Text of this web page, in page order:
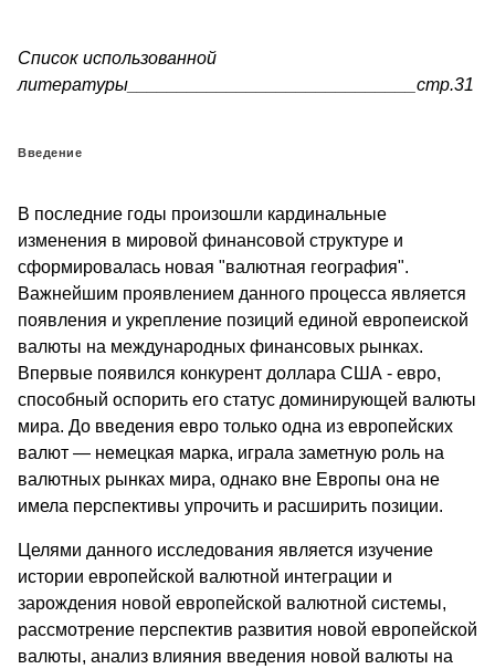
Список использованной
литературы_____________________________стр.31
Введение
В последние годы произошли карди­нальные
изменения в мировой финан­совой структуре и
сформировалась но­вая "валютная география".
Важнейшим проявлением данного процесса является
появления и укрепление позиций единой европеиской
валюты на международных финансовых рынках.
Впервые появил­ся конкурент доллара США - евро,
спо­собный оспорить его статус доминиру­ющей валюты
мира. До введения евро только одна из европейских
валют — немецкая марка, играла заметную роль на
валютных рынках мира, однако вне Европы она не
имела перспективы уп­рочить и расширить позиции.
Целями данного исследования является изучение
истории европейской валютной интеграции и
зарождения новой европейской валютной системы,
рассмотрение перспектив развития новой европейской
валюты, анализ влияния введения новой валюты на